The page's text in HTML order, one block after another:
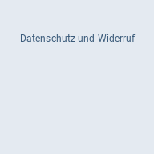
Datenschutz und Widerruf